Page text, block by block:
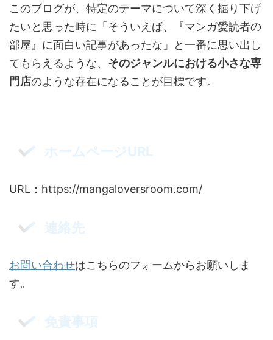
このブログが、特定のテーマについて深く掘り下げ
たいと思った時に「そういえば、『マンガ愛読者の
部屋』に面白い記事があったな」と一番に思い出し
てもらえるような、 そのジャンルにおける小さな専
門店のような存在になることが目標です。
ホームページURL
URL：https://mangaloversroom.com/
連絡先
お問い合わせはこちらのフォームからお願いしま
す。
免責事項